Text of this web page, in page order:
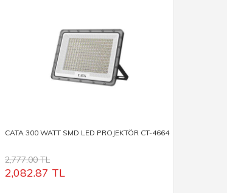
CATA 300 WATT SMD LED PROJEKTÖR CT-4664
2,777.00 TL
2,082.87 TL